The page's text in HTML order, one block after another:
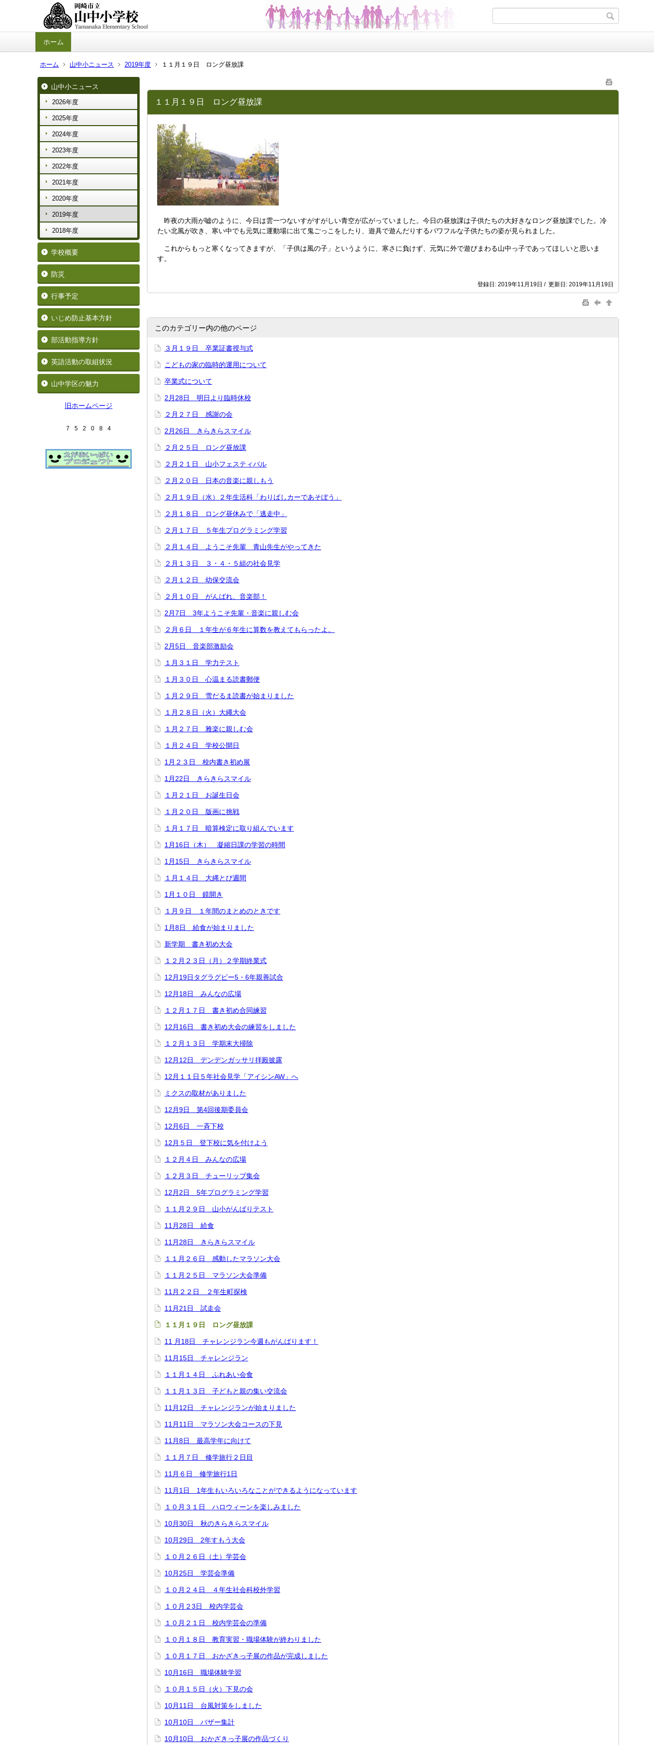
ホーム
ホーム 山中小ニュース 2019年度 １１月１９日 ロング昼放課
山中小ニュース
2026年度
2025年度
2024年度
2023年度
2022年度
2021年度
2020年度
2019年度
2018年度
学校概要
防災
行事予定
いじめ防止基本方針
部活動指導方針
英語活動の取組状況
山中学区の魅力
旧ホームページ
7 5 2 0 8 4
１１月１９日 ロング昼放課
昨夜の大雨が嘘のように、今日は雲一つないすがすがしい青空が広がっていました。今日の昼放課は子供たちの大好きなロング昼放課でした。冷
たい北風が吹き、寒い中でも元気に運動場に出て鬼ごっこをしたり、遊具で遊んだりするパワフルな子供たちの姿が見られました。
これからもっと寒くなってきますが、「子供は風の子」というように、寒さに負けず、元気に外で遊びまわる山中っ子であってほしいと思いま
す。
登録日: 2019年11月19日 / 更新日: 2019年11月19日
このカテゴリー内の他のページ
３月１９日 卒業証書授与式
こどもの家の臨時的運用について
卒業式について
2月28日 明日より臨時休校
２月２７日 感謝の会
2月26日 きらきらスマイル
２月２５日 ロング昼放課
２月２１日 山小フェスティバル
２月２０日 日本の音楽に親しもう
２月１９日（水）２年生活科「わりばしカーであそぼう」
２月１８日 ロング昼休みで「逃走中」
２月１７日 ５年生プログラミング学習
２月１４日 ようこそ先輩 青山先生がやってきた
２月１３日 ３・４・５組の社会見学
２月１２日 幼保交流会
２月１０日 がんばれ、音楽部！
2月7日 3年ようこそ先輩・音楽に親しむ会
２月６日 １年生が６年生に算数を教えてもらったよ。
2月5日 音楽部激励会
１月３１日 学力テスト
１月３０日 心温まる読書郵便
１月２９日 雪だるま読書が始まりました
１月２８日（火）大繩大会
１月２７日 雅楽に親しむ会
１月２４日 学校公開日
1月２３日 校内書き初め展
1月22日 きらきらスマイル
１月２１日 お誕生日会
１月２０日 版画に挑戦
１月１７日 暗算検定に取り組んでいます
1月16日（木） 凝縮日課の学習の時間
1月15日 きらきらスマイル
１月１４日 大縄とび週間
1月１０日 鏡開き
１月９日 １年間のまとめのときです
1月8日 給食が始まりました
新学期 書き初め大会
１２月２３日（月）２学期終業式
12月19日タグラグビー5・6年親善試合
12月18日 みんなの広場
１２月１７日 書き初め合同練習
12月16日 書き初め大会の練習をしました
１２月１３日 学期末大掃除
12月12日 デンデンガッサリ拝殿披露
12月１１日５年社会見学「アイシンAW」へ
ミクスの取材がありました
12月9日 第4回後期委員会
12月6日 一斉下校
12月５日 登下校に気を付けよう
１２月４日 みんなの広場
１２月３日 チューリップ集会
12月2日 5年プログラミング学習
１１月２９日 山小がんばりテスト
11月28日 給食
11月28日 きらきらスマイル
１１月２６日 感動したマラソン大会
１１月２５日 マラソン大会準備
11月２２日 ２年生町探検
11月21日 試走会
１１月１９日 ロング昼放課
11 月18日 チャレンジラン今週もがんばります！
11月15日 チャレンジラン
１１月１４日 ふれあい会食
１１月１３日 子どもと親の集い交流会
11月12日 チャレンジランが始まりました
11月11日 マラソン大会コースの下見
11月8日 最高学年に向けて
１１月７日 修学旅行２日目
11月６日 修学旅行1日
11月1日 1年生もいろいろなことができるようになっています
１０月３１日 ハロウィーンを楽しみました
10月30日 秋のきらきらスマイル
10月29日 2年すもう大会
１０月２６日（土）学芸会
10月25日 学芸会準備
１０月２４日 ４年生社会科校外学習
１０月２3日 校内学芸会
１０月２１日 校内学芸会の準備
１０月１８日 教育実習・職場体験が終わりました
１０月１７日 おかざきっ子展の作品が完成しました
10月16日 職場体験学習
１０月１５日（火）下見の会
10月11日 台風対策をしました
10月10日 バザー集計
10月10日 おかざきっ子展の作品づくり